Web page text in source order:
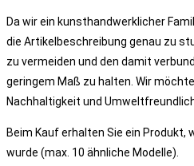
Da wir ein kunsthandwerklicher
die Artikelbeschreibung genau zu
zu vermeiden und den damit
geringem Maß zu halten. Wir
Nachhaltigkeit und
Beim Kauf erhalten Sie ein
wurde (max. 10 ähnliche Modelle).